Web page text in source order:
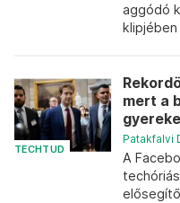
aggódó
klipjében
TECHTUD
mert a
Patakfalvi
A